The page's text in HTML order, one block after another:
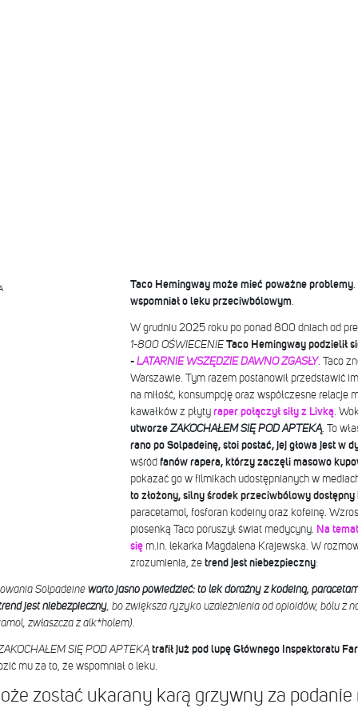
Taco Hemingway może mieć poważne problemy.
wspomniał o leku przeciwbólowym.
W grudniu 2025 roku po ponad 800 dniach od
1-800 OŚWIECENIE Taco Hemingway podzielił
- LATARNIE WSZĘDZIE DAWNO ZGASŁY. Taco
Warszawie. Tym razem postanowił przedstawić
na miłość, konsumpcję oraz współczesne
kawałków z płytyraper połączył siły z Livką.
utworze ZAKOCHAŁEM SIĘ POD APTEKĄ. To
rano po Solpadeinę, stoi postać, jej głowa jest w
wśród fanów rapera, którzy zaczęli masowo
pokazać go w filmikach udostępnianych w
to złożony, silny środek przeciwbólowy dostępny
paracetamol, fosforan kodeiny oraz kofeinę.
piosenką Taco poruszył świat medycyny. Na
sięm.in. lekarka Magdalena Krajewska. W
zrozumienia, żetrend jest niebezpieczny:
Solpadeinewarto jasno powiedzieć: to lek doraźny z kodeiną,
jest niebezpieczny, bo zwiększa ryzyko uzależnienia od opioidów, bólu z
zwłaszcza z alk*holem).
SIĘ POD APTEKĄ trafił już pod lupę Głównego Inspektoratu
mu za to, że wspomniał o leku.
zostać ukarany karą grzywny za